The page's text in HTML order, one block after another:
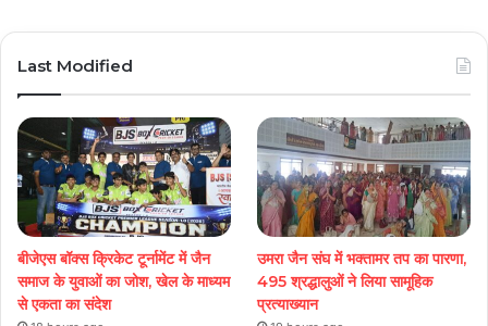
Last Modified
बीजेएस बॉक्स क्रिकेट टूर्नामेंट में जैन
समाज के युवाओं का जोश, खेल के माध्यम
से एकता का संदेश
उमरा जैन संघ में भक्तामर तप का पारणा,
495 श्रद्धालुओं ने लिया सामूहिक
प्रत्याख्यान